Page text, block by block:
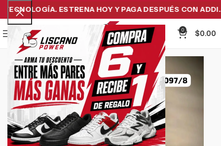
ESTRENA HOY Y PAGA DESPUÉS CON ADDI.
Menu
0
$0.00
-42%